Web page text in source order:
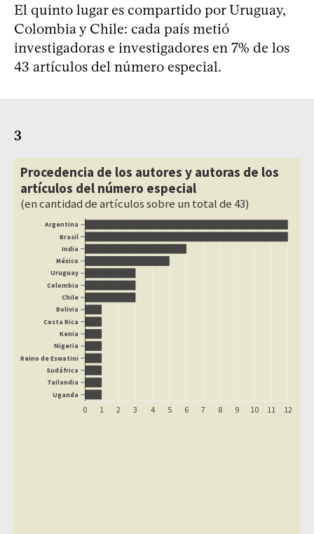
El quinto lugar es compartido por Uruguay,
Colombia y Chile: cada país metió
investigadoras e investigadores en 7% de los
43 artículos del número especial.
3